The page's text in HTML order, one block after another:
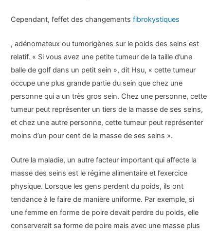
Cependant, l’effet des changementsfibrokystiques
, adénomateux ou tumorigènes sur le poids des seins est
relatif. « Si vous avez une petite tumeur de la taille d’une
balle de golf dans un petit sein », dit Hsu, « cette tumeur
occupe une plus grande partie du sein que chez une
personne qui a un très gros sein. Chez une personne, cette
tumeur peut représenter un tiers de la masse de ses seins,
et chez une autre personne, cette tumeur peut représenter
moins d’un pour cent de la masse de ses seins ».
Outre la maladie, un autre facteur important qui affecte la
masse des seins est le régime alimentaire et l’exercice
physique. Lorsque les gens perdent du poids, ils ont
tendance à le faire de manière uniforme. Par exemple, si
une femme en forme de poire devait perdre du poids, elle
conserverait sa forme de poire mais avec une masse plus